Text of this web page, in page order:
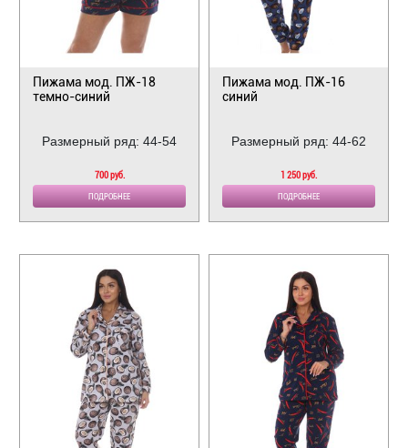
Пижама мод. ПЖ-18
темно-синий
Размерный ряд: 44-54
700 руб.
ПОДРОБНЕЕ
Пижама мод. ПЖ-16
синий
Размерный ряд: 44-62
1 250 руб.
ПОДРОБНЕЕ